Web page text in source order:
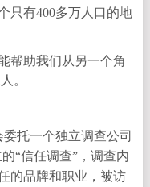
只有400多万人口的地
帮助我们从另一个角
。
托一个独立调查公司
“信任调查”，调查内
的品牌和职业，被访